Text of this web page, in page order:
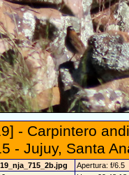
- Carpintero
- Jujuy, Santa
Apertura: f/6.5